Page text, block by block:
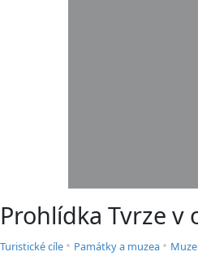
Prohlídka Tvrze v
Turistické cíle • Památky a muzea •